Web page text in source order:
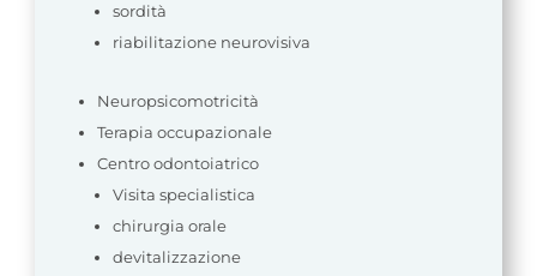
sordità
riabilitazione neurovisiva
Neuropsicomotricità
Terapia occupazionale
Centro odontoiatrico
Visita specialistica
chirurgia orale
devitalizzazione